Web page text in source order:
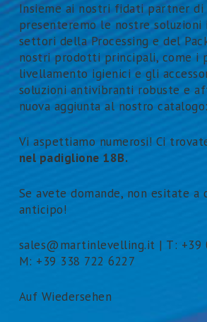
Insieme ai nostri fidati partner di
presenteremo le nostre
settori della Processing e del
nostri prodotti principali, come i
livellamento igienici e gli
soluzioni antivibranti robuste e
nuova aggiunta al nostro catalogo:
Vi aspettiamo numerosi! Ci
nel padiglione 18B.
Se avete domande, non esitate a
anticipo!
sales@martinlevelling.it | T: +39
M: +39 338 722 6227
Auf Wiedersehen